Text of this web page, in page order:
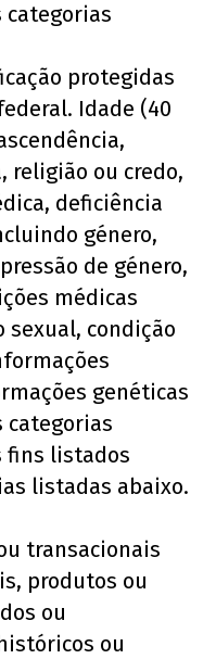
categorias
protegidas
Idade (40
religião ou credo,
deficiência
género,
de género,
médicas
sexual, condição
genéticas
categorias
fins listados
listadas abaixo.
transacionais
produtos ou
ou
ou